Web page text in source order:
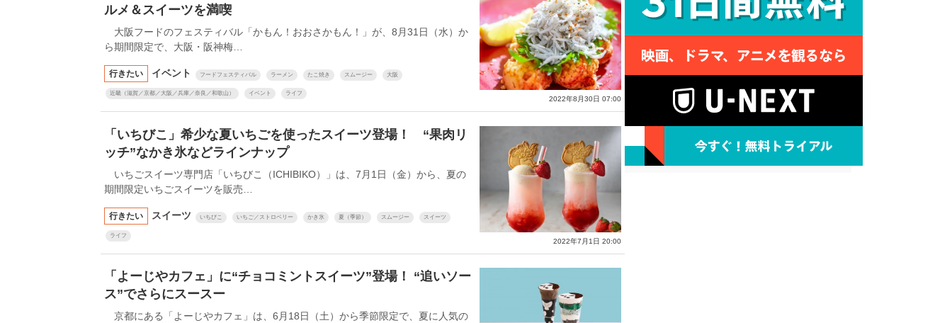
2022年8月30日 07:00
ルメ＆スイーツを満喫
大阪フードのフェスティバル「かもん！おおさかもん！」が、8月31日（水）か
ら期間限定で、大阪・阪神梅…
行きたい イベント フードフェスティバル ラーメン たこ焼き スムージー 大阪
近畿（滋賀／京都／大阪／兵庫／奈良／和歌山） イベント ライフ
2022年7月1日 20:00
「いちびこ」希少な夏いちごを使ったスイーツ登場！ “果肉リ
ッチ”なかき氷などラインナップ
いちごスイーツ専門店「いちびこ（ICHIBIKO）」は、7月1日（金）から、夏の
期間限定いちごスイーツを販売…
行きたい スイーツ いちびこ いちご／ストロベリー かき氷 夏（季節） スムージー スイーツ
ライフ
「よーじやカフェ」に“チョコミントスイーツ”登場！ “追いソー
ス”でさらにスースー
京都にある「よーじやカフェ」は、6月18日（土）から季節限定で、夏に人気の